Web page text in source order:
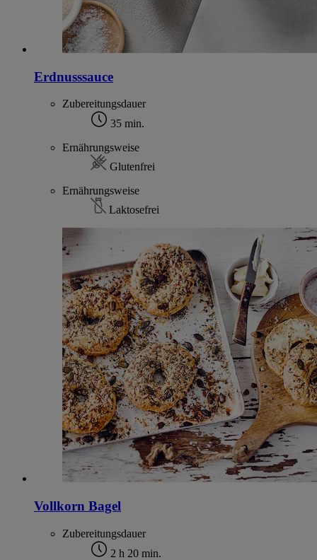
Erdnusssauce
Zubereitungsdauer
35 min.
Ernährungsweise
Glutenfrei
Ernährungsweise
Laktosefrei
Vollkorn Bagel
Zubereitungsdauer
2 h 20 min.